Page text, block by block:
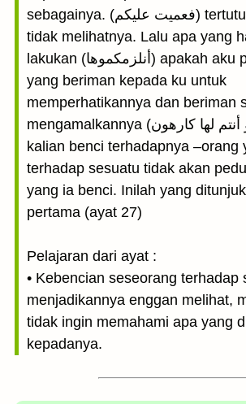
sebagainya. (فعميت عليكم) tertutup bagi kalian,
tidak melihatnya. Lalu apa yang
lakukan (أنلزمكموها) apakah aku paksa kalian dan
yang beriman kepada ku untuk
memperhatikannya dan beriman
mengamalkannya (و أنتم لها كارهون) sedangkan
kalian benci terhadapnya –orang
terhadap sesuatu tidak akan
yang ia benci. Inilah yang
pertama (ayat 27)
Pelajaran dari ayat :
• Kebencian seseorang terhadap
menjadikannya enggan melihat,
tidak ingin memahami apa yang
kepadanya.